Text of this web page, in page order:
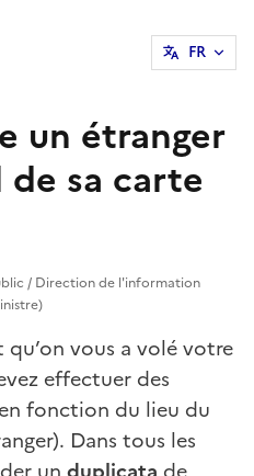
FR
un étranger
de sa carte
/ Direction de l'information
vous a volé votre
effectuer des
fonction du lieu du
Dans tous les